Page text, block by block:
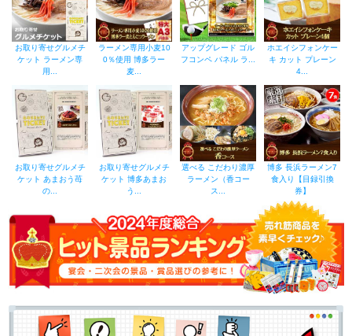
お取り寄せグルメチ
ケット ラーメン専
用...
ラーメン専用小麦10
0％使用 博多ラー
麦...
アップグレード ゴル
フコンペ パネル ラ...
ホエイシフォンケー
キ カット プレーン
4...
お取り寄せグルメチ
ケット あまおう苺
の...
お取り寄せグルメチ
ケット 博多あまお
う...
選べる こだわり濃厚
ラーメン（香コー
ス...
博多 長浜ラーメン7
食入り【目録引換
券】